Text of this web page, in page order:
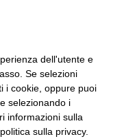
dell'utente e
Se selezioni
i cookie, oppure puoi
selezionando i
informazioni sulla
sulla privacy.